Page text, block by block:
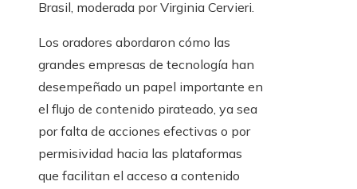
Brasil, moderada por Virginia Cervieri.
Los oradores abordaron cómo las
grandes empresas de tecnología han
desempeñado un papel importante en
el flujo de contenido pirateado, ya sea
por falta de acciones efectivas o por
permisividad hacia las plataformas
que facilitan el acceso a contenido